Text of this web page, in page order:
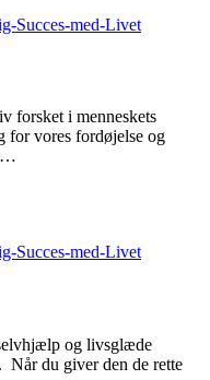
forsket i menneskets
for vores fordøjelse og
og livsglæde
Når du giver den de rette